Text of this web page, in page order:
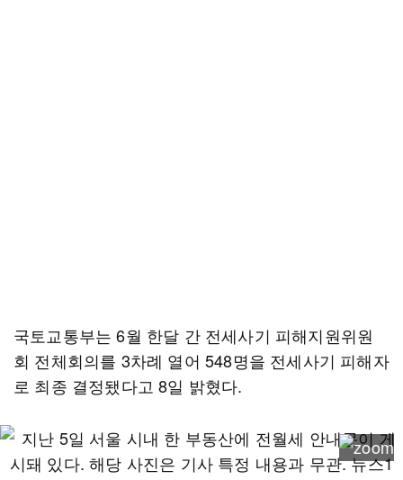
국토교통부는 6월 한달 간 전세사기 피해지원위원
회 전체회의를 3차례 열어 548명을 전세사기 피해자
로 최종 결정됐다고 8일 밝혔다.